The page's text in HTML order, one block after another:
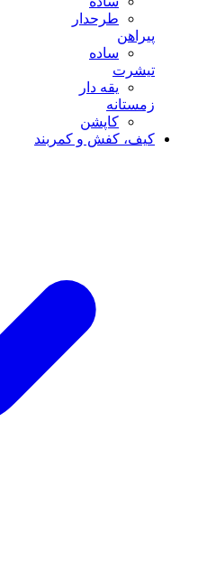
طرحدار
پیراهن
ساده
تیشرت
یقه دار
زمستانه
کاپشن
کیف، کفش و کمربند